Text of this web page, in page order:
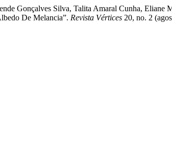
Gonçalves Silva, Talita Amaral Cunha,
De Melancia”. Revista Vértices 20, no. 2